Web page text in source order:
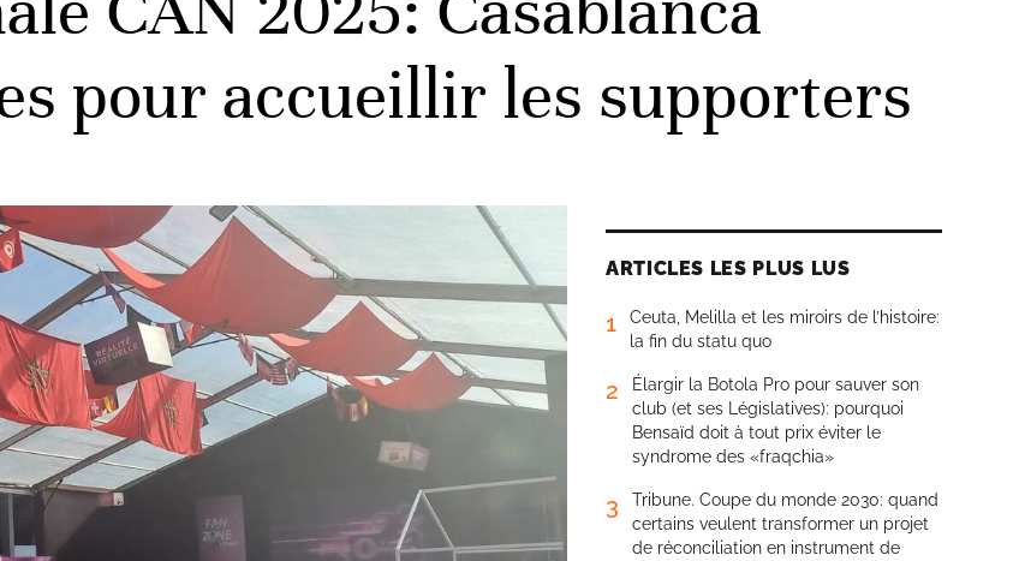
pour accueillir les supporters
ARTICLES LES PLUS LUS
1
Ceuta, Melilla et les miroirs de l’histoire:
la fin du statu quo
2
Élargir la Botola Pro pour sauver son
club (et ses Législatives): pourquoi
Bensaïd doit à tout prix éviter le
syndrome des «fraqchia»
3
Tribune. Coupe du monde 2030: quand
certains veulent transformer un projet
de réconciliation en instrument de